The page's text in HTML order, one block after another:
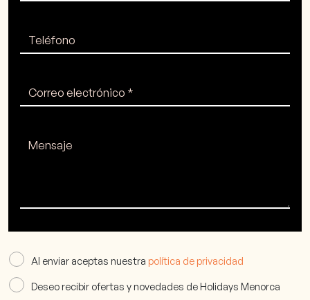
Teléfono
Correo electrónico *
Mensaje
Al enviar aceptas nuestra política de privacidad
Deseo recibir ofertas y novedades de Holidays Menorca